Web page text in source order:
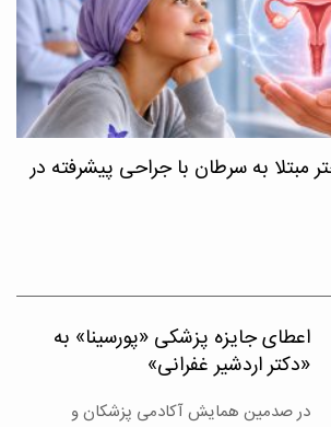
مبتلا به سرطان با جراحی پیشرفته در
اعطای جایزه پزشکی «پورسینا» به
«دکتر اردشیر غفرانی»
در صدمین همایش آکادمی پزشکان و